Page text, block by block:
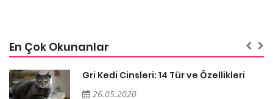
En Çok Okunanlar
Gri Kedi Cinsleri: 14 Tür ve Özellikleri
26.05.2020